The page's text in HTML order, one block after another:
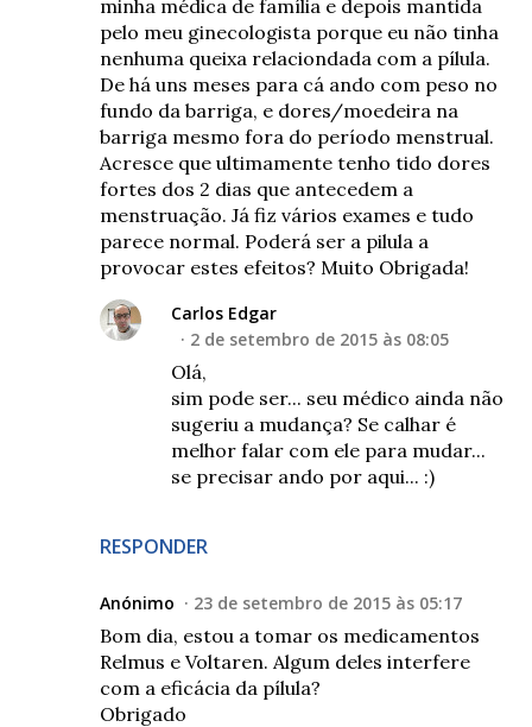
minha médica de família e depois mantida
pelo meu ginecologista porque eu não tinha
nenhuma queixa relaciondada com a pílula.
De há uns meses para cá ando com peso no
fundo da barriga, e dores/moedeira na
barriga mesmo fora do período menstrual.
Acresce que ultimamente tenho tido dores
fortes dos 2 dias que antecedem a
menstruação. Já fiz vários exames e tudo
parece normal. Poderá ser a pilula a
provocar estes efeitos? Muito Obrigada!
RESPONDER
Carlos Edgar
2 de setembro de 2015 às 08:05
Olá,
sim pode ser... seu médico ainda não
sugeriu a mudança? Se calhar é
melhor falar com ele para mudar...
se precisar ando por aqui... :)
Anónimo 23 de setembro de 2015 às 05:17
Bom dia, estou a tomar os medicamentos
Relmus e Voltaren. Algum deles interfere
com a eficácia da pílula?
Obrigado